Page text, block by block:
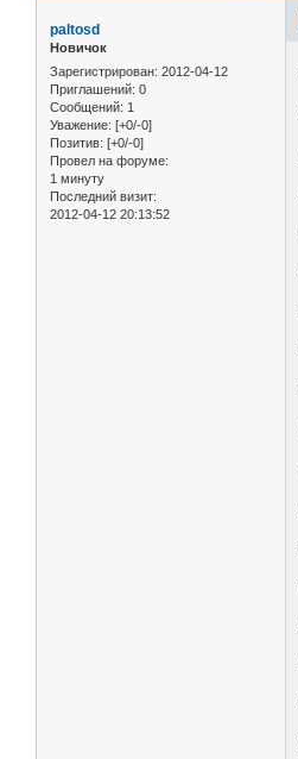
paltosd
Новичок
Зарегистрирован: 2012-04-12
Приглашений: 0
Сообщений: 1
Уважение: [+0/-0]
Позитив: [+0/-0]
Провел на форуме:
1 минуту
Последний визит:
2012-04-12 20:13:52